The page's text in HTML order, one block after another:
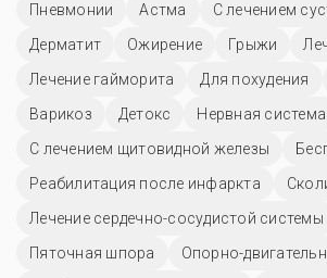
Пневмонии
Астма
С лечением
Дерматит
Ожирение Грыжи
Лечение гайморита
Для похудения
Варикоз
Детокс
Нервная система
С лечением щитовидной железы
Реабилитация после инфаркта
Лечение сердечно-сосудистой системы
Пяточная шпора
Опорно-